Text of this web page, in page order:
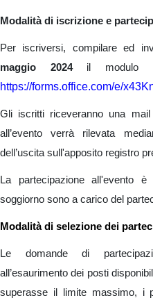
Modalità di iscrizione e
Per iscriversi, compilare ed
maggio 2024 il modulo
https://forms.office.com/e/
Gli iscritti riceveranno una mail
all’evento verrà rilevata
dell’uscita sull'apposito registro
La partecipazione all'evento
soggiorno sono a carico del
Modalità di selezione dei
Le domande di
all’esaurimento dei posti
superasse il limite massimo, i